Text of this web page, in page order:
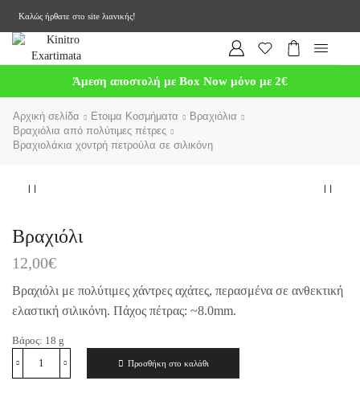
Καλώς ήρθατε στο site λιανικής!
Άμεση αποστολή με Box Now μόνο με 2€
Αρχική σελίδα Ετοιμα Κοσμήματα
Βραχιόλια
Βραχιόλια από πολύτιμες πέτρες
Βραχιολάκια χοντρή πετρούλα σε σιλικόνη
Βραχιόλι
12,00€
Βραχιόλι με πολύτιμες χάντρες αχάτες, περασμένα σε ανθεκτική
ελαστική σιλικόνη. Πάχος πέτρας: ~8.0mm.
Βάρος: 18 g
Προσθήκη στο καλάθι